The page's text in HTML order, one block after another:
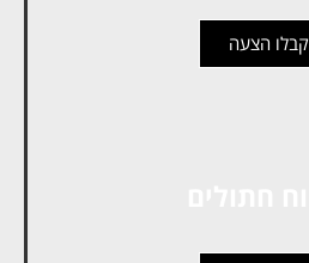
קבלו הצעה